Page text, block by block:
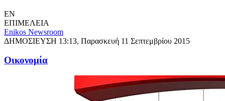
EN
ΕΠΙΜΕΛΕΙΑ
Enikos Newsroom
ΔΗΜΟΣΙΕΥΣΗ 13:13, Παρασκευή 11 Σεπτεμβρίου 2015
Oικονομία